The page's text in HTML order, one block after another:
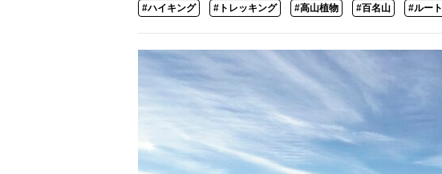
#ハイキング #トレッキング #高山植物 #百名山 #ルート